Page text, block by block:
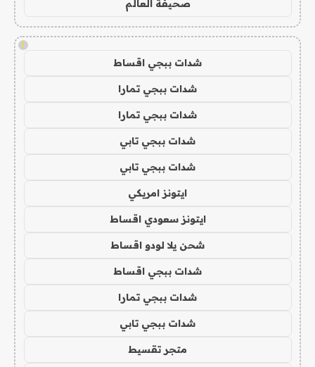
صحيفة العالم
!
شدات ببجي اقساط
شدات ببجي تمارا
شدات ببجي تمارا
شدات ببجي تابي
شدات ببجي تابي
ايتونز امريكي
ايتونز سعودي اقساط
شحن يلا لودو اقساط
شدات ببجي اقساط
شدات ببجي تمارا
شدات ببجي تابي
متجر تقسيط